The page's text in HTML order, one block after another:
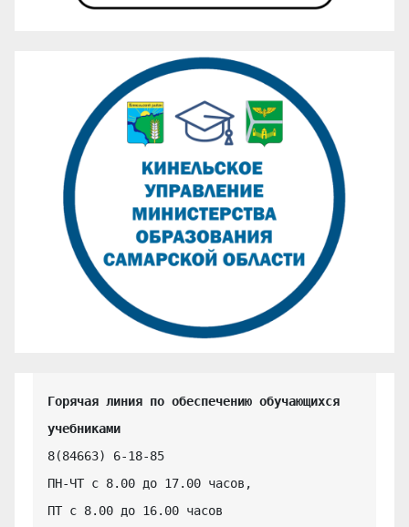
Горячая линия по обеспечению обучающихся
учебниками
8(84663) 6-18-85
ПН-ЧТ с 8.00 до 17.00 часов,
ПТ с 8.00 до 16.00 часов